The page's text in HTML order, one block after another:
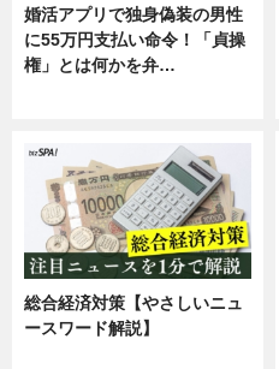
婚活アプリで独身偽装の男性
に55万円支払い命令！「貞操
権」とは何かを弁…
総合経済対策【やさしいニュ
ースワード解説】